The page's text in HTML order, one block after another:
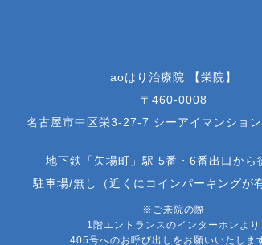
aoはり治療院 【栄院】
〒460-0008
名古屋市中区栄3-27-7 シーアイマンショ
地下鉄「矢場町」駅 5番・6番出口から
駐車場/無し（近くにコインパーキングが
※ご来院の際
1階エントランスのインターホンより
405号へのお呼び出しをお願いいたしま